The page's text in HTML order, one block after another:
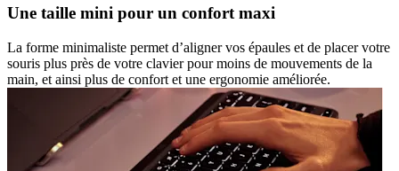
Une taille mini pour un confort maxi
La forme minimaliste permet d’aligner vos épaules et de placer votre
souris plus près de votre clavier pour moins de mouvements de la
main, et ainsi plus de confort et une ergonomie améliorée.